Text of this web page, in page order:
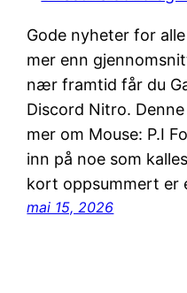
Gode nyheter for
mer enn
nær framtid får du
Discord Nitro.
mer om Mouse: P.I
inn på noe som
kort oppsummert er
mai 15, 2026